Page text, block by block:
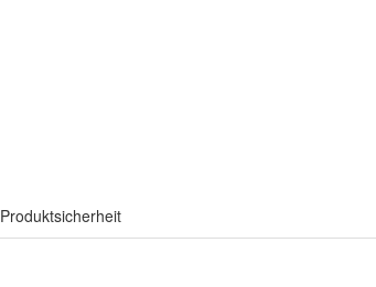
Produktsicherheit